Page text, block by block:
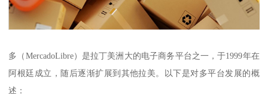
多（MercadoLibre）是拉丁美洲大的电子商务平台之一，于1999年在
阿根廷成立，随后逐渐扩展到其他拉美。以下是对多平台发展的概
述：